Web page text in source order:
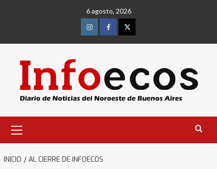
6 agosto, 2026
InstagramFacebookTwitter
primario
INICIO AL CIERRE DE INFOECOS